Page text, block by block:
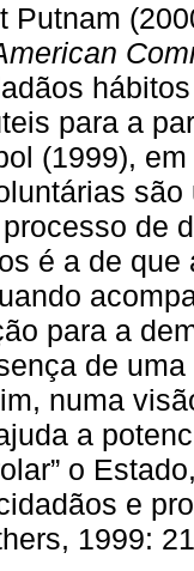
Putnam
para a
(1999),
de
é a de
para a
de
numa
a
o
e
1999: